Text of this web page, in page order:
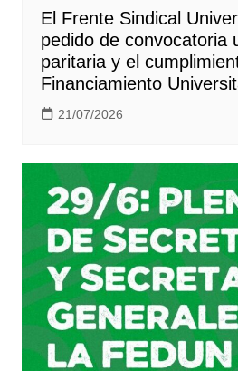
El Frente Sindical
pedido de convocatoria
paritaria y el
Financiamiento
21/07/2026